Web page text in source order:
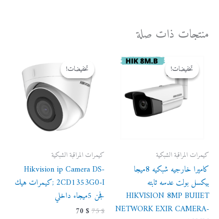
منتجات ذات صلة
تخفيضات!
تخفيضات!
كيمرات المراقبة الشبكية
كاميرا خارجيه شبكيه 8ميجا
بيكسل بولت عدسه ثابته
HIKVISION 8MP BUIIET
NETWORK EXIR CAMERA-
الأصلي
هو:
150 $.
السعر
الحالي
هو:
140 $.
تخفيضات!
تخفيضات!
كيمرات المراقبة الشبكية
Hikvision ip Camera DS-
2CD1353G0-I ;كيمرات هيك
فجن 5ميجاء داخلي
75$
الأصلي
هو:
75 $.
70 $
الحالي
هو:
70 $.